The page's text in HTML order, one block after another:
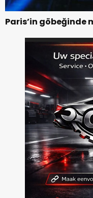
Paris’in göbeğinde